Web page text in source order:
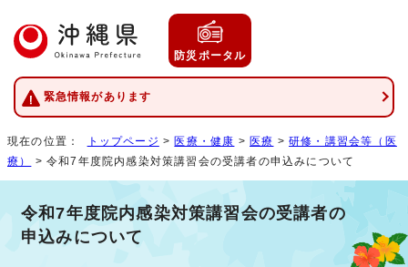
防災ポータル
緊急情報があります
現在の位置： トップページ >医療・健康 >医療 >研修・講習会等（医
療）
> 令和7年度院内感染対策講習会の受講者の申込みについて
令和7年度院内感染対策講習会の受講者の
申込みについて